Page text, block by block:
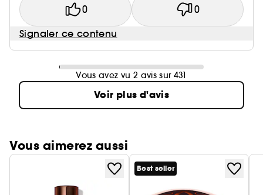
0 0
Signaler ce contenu
Vous avez vu 2 avis sur 431
Voir plus d'avis
Vous aimerez aussi
Best seller